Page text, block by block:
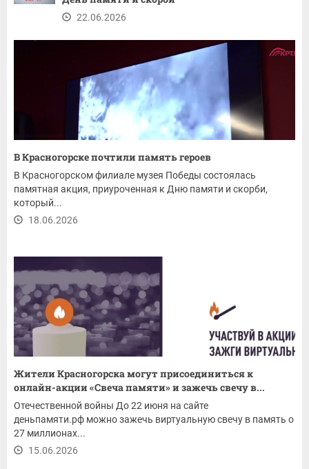
22.06.2026
В Красногорске почтили память героев
В Красногорском филиале музея Победы состоялась
памятная акция, приуроченная к Дню памяти и скорби,
который...
18.06.2026
Жители Красногорска могут присоединиться к
онлайн-акции «Свеча памяти» и зажечь свечу в...
Отечественной войны До 22 июня на сайте
деньпамяти.рф можно зажечь виртуальную свечу в память о
27 миллионах...
15.06.2026